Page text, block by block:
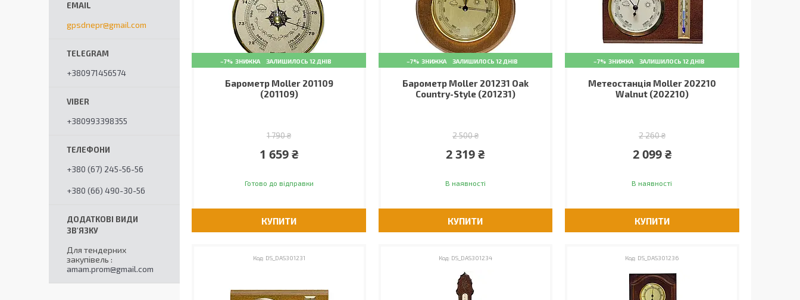
–7% ЗАЛИШИЛОСЬ 12 ДНІВ
Барометр Moller 201109
(201109)
1 790 ₴
1 659 ₴
Готово до відправки
КУПИТИ
–7% ЗАЛИШИЛОСЬ 12 ДНІВ
Барометр Moller 201231 Oak
Country-Style (201231)
2 500 ₴
2 319 ₴
В наявності
КУПИТИ
–7% ЗАЛИШИЛОСЬ 12 ДНІВ
Метеостанція Moller 202210
Walnut (202210)
2 260 ₴
2 099 ₴
В наявності
КУПИТИ
DS_DAS301231 DS_DAS301234 DS_DAS301236
gpsdnepr@gmail.com
+380971456574
+380993398355
+380 (67) 245-56-56
+380 (66) 490-30-56
Для тендерних
закупівель
amam.prom@gmail.com